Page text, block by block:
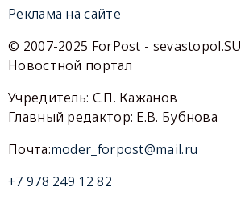
Реклама на сайте
© 2007-2025 ForPost - sevastopol.SU
Новостной портал
Учредитель: С.П. Кажанов
Главный редактор: Е.В. Бубнова
Почта:moder_forpost@mail.ru
+7 978 249 12 82